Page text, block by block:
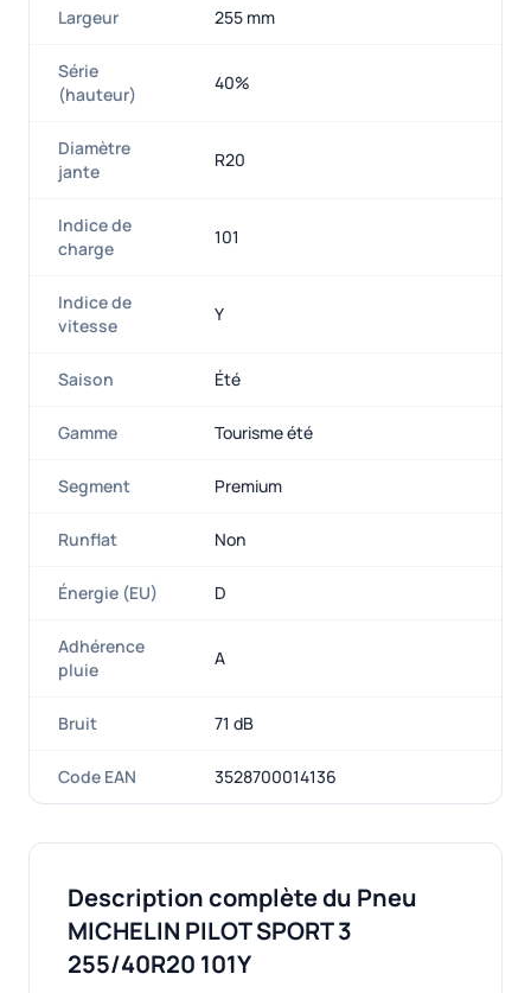
Largeur 255 mm
Série
(hauteur)
40%
Diamètre
jante
R20
Indice de
charge
101
Indice de
vitesse
Y
Saison Été
Gamme Tourisme été
Segment Premium
Runflat Non
Énergie (EU) D
Adhérence
pluie
A
Bruit 71 dB
Code EAN 3528700014136
Description complète du Pneu
MICHELIN PILOT SPORT 3
255/40R20 101Y